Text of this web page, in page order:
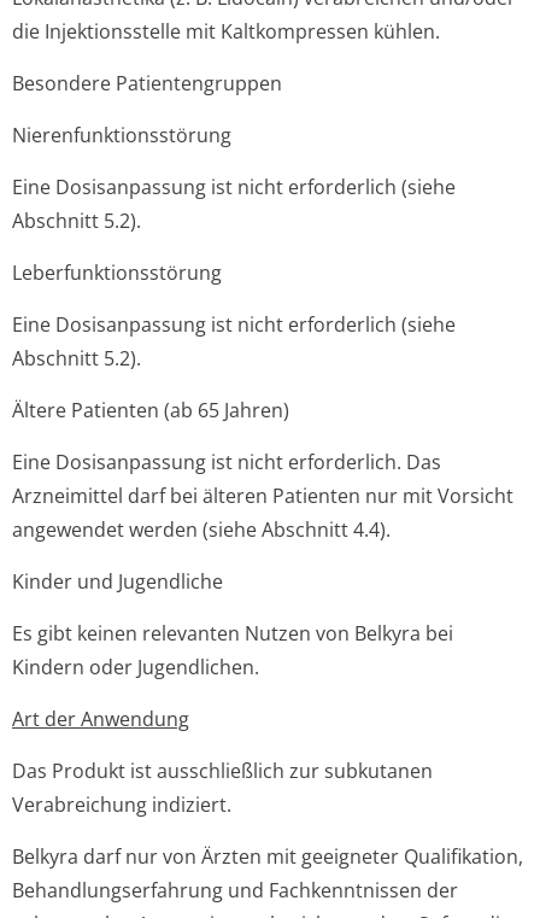
die Injektionsstelle mit Kaltkompressen kühlen.
Besondere Patientengruppen
Nierenfunktion­sstörung
Eine Dosisanpassung ist nicht erforderlich (siehe
Abschnitt 5.2).
Leberfunktion­sstörung
Eine Dosisanpassung ist nicht erforderlich (siehe
Abschnitt 5.2).
Ältere Patienten (ab 65 Jahren)
Eine Dosisanpassung ist nicht erforderlich. Das
Arzneimittel darf bei älteren Patienten nur mit Vorsicht
angewendet werden (siehe Abschnitt 4.4).
Kinder und Jugendliche
Es gibt keinen relevanten Nutzen von Belkyra bei
Kindern oder Jugendlichen.
Art der Anwendung
Das Produkt ist ausschließlich zur subkutanen
Verabreichung indiziert.
Belkyra darf nur von Ärzten mit geeigneter Qualifikation,
Behandlungser­fahrung und Fachkenntnissen der